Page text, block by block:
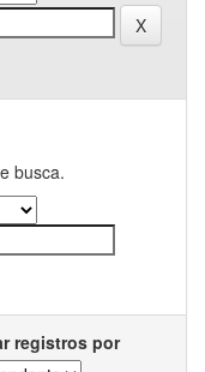
busca.
registros por